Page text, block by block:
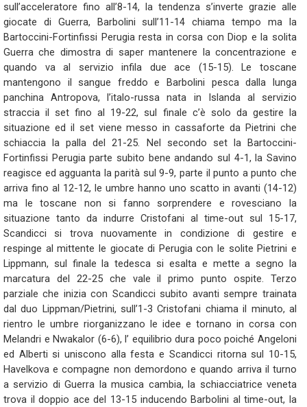
sull’acceleratore fino all’8-14, la tendenza s’inverte grazie alle
giocate di Guerra, Barbolini sull’11-14 chiama tempo ma la
Bartoccini-Fortinfissi Perugia resta in corsa con Diop e la solita
Guerra che dimostra di saper mantenere la concentrazione e
quando va al servizio infila due ace (15-15). Le toscane
mantengono il sangue freddo e Barbolini pesca dalla lunga
panchina Antropova, l’italo-russa nata in Islanda al servizio
straccia il set fino al 19-22, sul finale c’è solo da gestire la
situazione ed il set viene messo in cassaforte da Pietrini che
schiaccia la palla del 21-25. Nel secondo set la Bartoccini-
Fortinfissi Perugia parte subito bene andando sul 4-1, la Savino
reagisce ed agguanta la parità sul 9-9, parte il punto a punto che
arriva fino al 12-12, le umbre hanno uno scatto in avanti (14-12)
ma le toscane non si fanno sorprendere e rovesciano la
situazione tanto da indurre Cristofani al time-out sul 15-17,
Scandicci si trova nuovamente in condizione di gestire e
respinge al mittente le giocate di Perugia con le solite Pietrini e
Lippmann, sul finale la tedesca si esalta e mette a segno la
marcatura del 22-25 che vale il primo punto ospite. Terzo
parziale che inizia con Scandicci subito avanti sempre trainata
dal duo Lippman/Pietrini, sull’1-3 Cristofani chiama il minuto, al
rientro le umbre riorganizzano le idee e tornano in corsa con
Melandri e Nwakalor (6-6), l’ equilibrio dura poco poiché Angeloni
ed Alberti si uniscono alla festa e Scandicci ritorna sul 10-15,
Havelkova e compagne non demordono e quando arriva il turno
a servizio di Guerra la musica cambia, la schiacciatrice veneta
trova il doppio ace del 13-15 inducendo Barbolini al time-out, la